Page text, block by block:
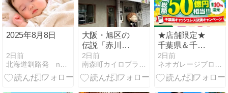
2025年8月8日
2日前
大阪・旭区の
伝説「赤川う
どん」
2日前
南森町カイロプラクティックセンター井上達矢の頭の中
★店舗限定★
千葉県＆千葉
市主催のキャ
ッシュレスお
買い物キャン
2日前
ネオガレージブログ 千葉ハーレーショップ